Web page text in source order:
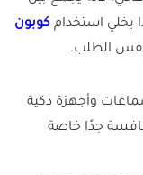
يخلي استخدام كوبون
نفس الطلب.
وأجهزة ذكية
جدًا خاصة